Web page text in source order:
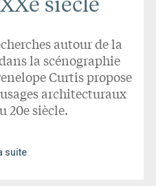
autour de la
la scénographie
Curtis propose
architecturaux
20e siècle.
suite